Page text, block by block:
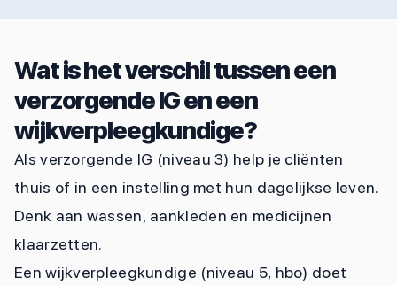
Wat is het verschil tussen een
verzorgende IG en een
wijkverpleegkundige?
Als verzorgende IG (niveau 3) help je cliënten
thuis of in een instelling met hun dagelijkse leven.
Denk aan wassen, aankleden en medicijnen
klaarzetten.
Een wijkverpleegkundige (niveau 5, hbo) doet